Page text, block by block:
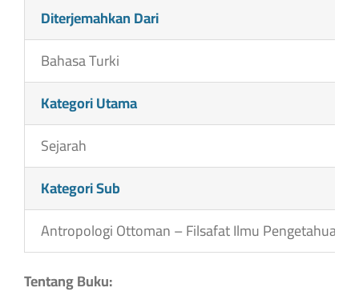
Diterjemahkan Dari
Bahasa Turki
Kategori Utama
Sejarah
Kategori Sub
Antropologi Ottoman – Filsafat Ilmu Pengetahuan
Tentang Buku: